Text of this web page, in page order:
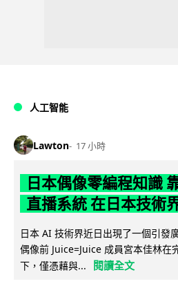
人工智能
Lawton 17 小時
日本偶像零編程知識
直播系統 在日本技術
日本 AI 技術界近日出現了一個引發
偶像前 Juice=Juice 成員宮本佳林在
下，僅憑藉與...
閱讀全文